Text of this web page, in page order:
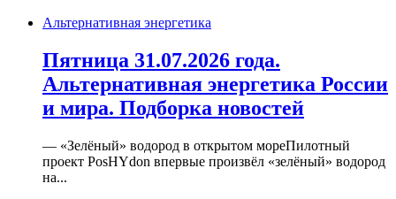
Альтернативная энергетика
Пятница 31.07.2026 года.
Альтернативная энергетика России
и мира. Подборка новостей
— «Зелёный» водород в открытом мореПилотный
проект PosHYdon впервые произвёл «зелёный» водород
на...